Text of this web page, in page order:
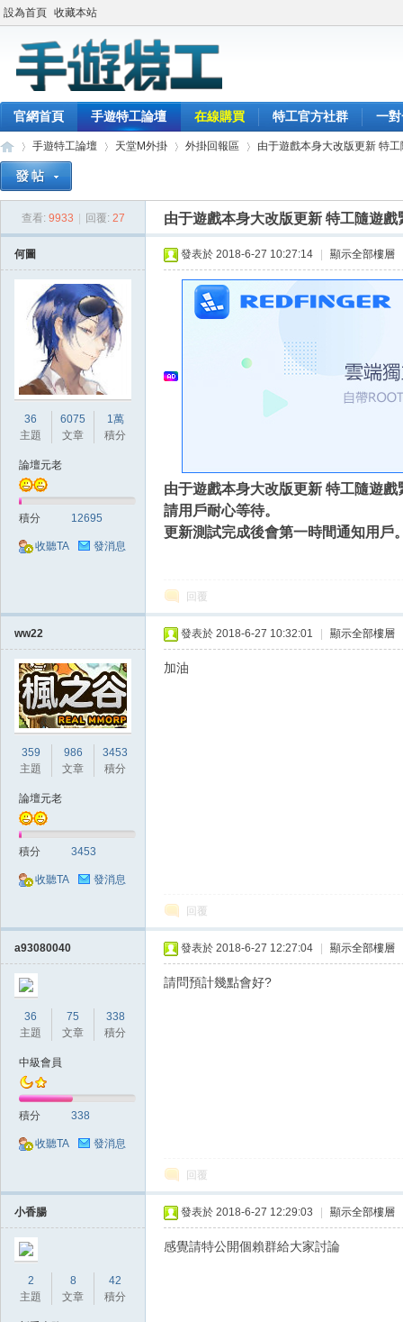
設為首頁 收藏本站
官網首頁 手遊特工論壇 在線購買 特工官方社群 一
手遊特工論壇
›
天堂M外掛
›
外掛回報區
›
由于遊戲本身大改版更新 特
查看: 9933 回覆: 27 由于遊戲本身大改版更新 特工隨遊戲
何圖
36
主題
6075
文章
1萬
積分
論壇元老
積分 12695
收聽TA 發消息
發表於 2018-6-27 10:27:14 顯示全部樓層
由于遊戲本身大改版更新 特工隨遊戲
請用戶耐心等待。
更新測試完成後會第一時間通知用戶
回覆
ww22
359
主題
986
文章
3453
積分
論壇元老
積分 3453
收聽TA 發消息
發表於 2018-6-27 10:32:01 顯示全部樓層
加油
回覆
a93080040
36
主題
75
文章
338
積分
中級會員
積分 338
收聽TA 發消息
發表於 2018-6-27 12:27:04 顯示全部樓層
請問預計幾點會好?
回覆
小香腸
2
主題
8
文章
42
積分
發表於 2018-6-27 12:29:03 顯示全部樓層
感覺請特公開個賴群給大家討論